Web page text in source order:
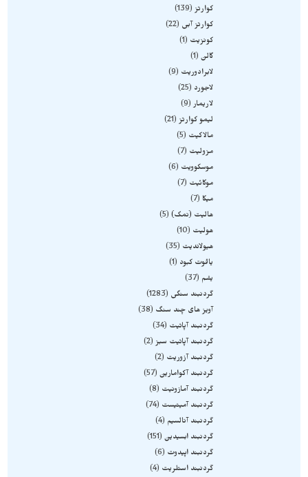
کوارتز 139
کوارتز آبی
22
کونزیت
1
گالن 1
لابرادوریت
9
لاجورد
25
لاریمار 9
لیمو کوارتز 21
مالاکیت
5
مزولیت
7
موسکوویت
6
موکائیت
7
میکا
7
هالیت (نمک) 5
هولیت
10
هیولاندیت
35
یاقوت کبود
1
یشم
37
گردنبند سنگی
1283
آویز های چند سنگ
38
گردنبند آپاتیت
34
گردنبند آپاتیت سبز 2
گردنبند آزوریت
2
گردنبند آکوامارین 57
گردنبند آمازونیت
8
گردنبند آمیتیست
74
گردنبند آنالسیم
4
گردنبند ابسیدین 151
گردنبند اپیدوت
6
گردنبند استلریت
4